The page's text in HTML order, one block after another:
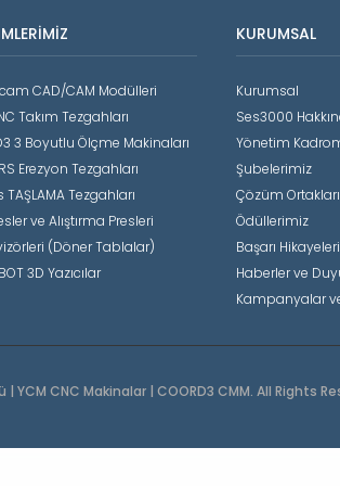
CAD/CAM Modülleri
Takım Tezgahları
3 Boyutlu Ölçme Makinaları
Erezyon Tezgahları
TAŞLAMA Tezgahları
ve Alıştırma Presleri
(Döner Tablalar)
3D Yazıcılar
KURUMSAL
Kurumsal
Ses3000
Yönetim
Şubelerimiz
Çözüm
Ödüllerimiz
Başarı Hikayeleri
Haberler ve
Kampanyalar
CNC Makinalar | COORD3 CMM. All Rights